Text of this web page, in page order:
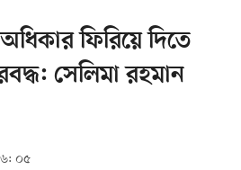
ফিরিয়ে দিতে
সেলিমা রহমান
০৫